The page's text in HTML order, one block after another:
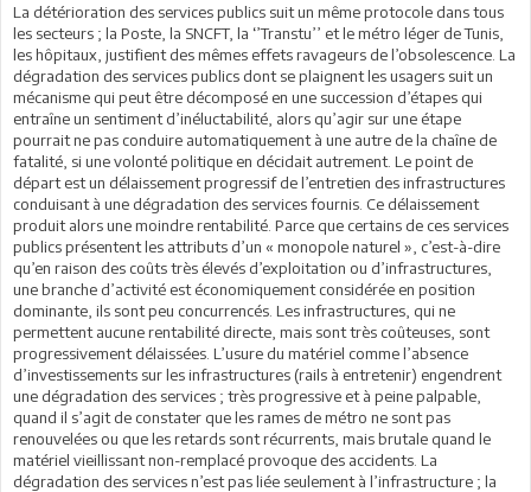
La détérioration des services publics suit un même protocole dans tous
les secteurs ; la Poste, la SNCFT, la ‘’Transtu’’ et le métro léger de Tunis,
les hôpitaux, justifient des mêmes effets ravageurs de l’obsolescence. La
dégradation des services publics dont se plaignent les usagers suit un
mécanisme qui peut être décomposé en une succession d’étapes qui
entraîne un sentiment d’inéluctabilité, alors qu’agir sur une étape
pourrait ne pas conduire automatiquement à une autre de la chaîne de
fatalité, si une volonté politique en décidait autrement. Le point de
départ est un délaissement progressif de l’entretien des infrastructures
conduisant à une dégradation des services fournis. Ce délaissement
produit alors une moindre rentabilité. Parce que certains de ces services
publics présentent les attributs d’un « monopole naturel », c’est-à-dire
qu’en raison des coûts très élevés d’exploitation ou d’infrastructures,
une branche d’activité est économiquement considérée en position
dominante, ils sont peu concurrencés. Les infrastructures, qui ne
permettent aucune rentabilité directe, mais sont très coûteuses, sont
progressivement délaissées. L’usure du matériel comme l’absence
d’investissements sur les infrastructures (rails à entretenir) engendrent
une dégradation des services ; très progressive et à peine palpable,
quand il s’agit de constater que les rames de métro ne sont pas
renouvelées ou que les retards sont récurrents, mais brutale quand le
matériel vieillissant non-remplacé provoque des accidents. La
dégradation des services n’est pas liée seulement à l’infrastructure ; la